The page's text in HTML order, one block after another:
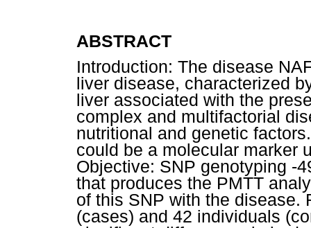
ABSTRACT
Introduction: The disease
liver disease, characterized
liver associated with the
complex and multifactorial
nutritional and genetic
could be a molecular marker
Objective: SNP genotyping -
that produces the PMTT
of this SNP with the disease.
(cases) and 42 individuals